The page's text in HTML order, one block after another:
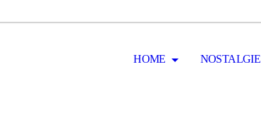
HOME NOSTALGIE